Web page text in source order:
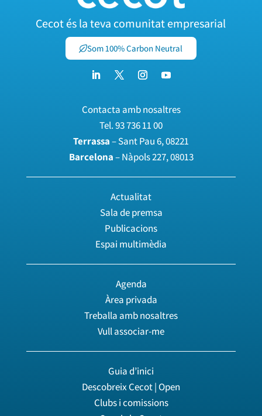
Cecot és la teva comunitat empresarial
Som 100% Carbon Neutral
Contacta amb nosaltres
Tel.93 736 11 00
Terrassa– Sant Pau 6, 08221
Barcelona– Nàpols 227, 08013
Actualitat
Sala de premsa
Publicacions
Espai multimèdia
Agenda
Àrea privada
Treballa amb nosaltres
Vull associar-me
Guia d’inici
Descobreix Cecot | Open
Clubs i comissions